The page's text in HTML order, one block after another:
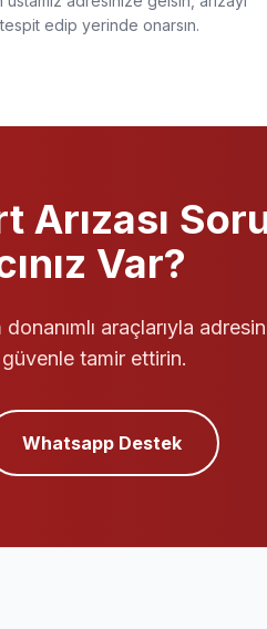
tespit edip yerinde onarsın.
Arızası
Var?
araçlarıyla
güvenle tamir ettirin.
Whatsapp Destek